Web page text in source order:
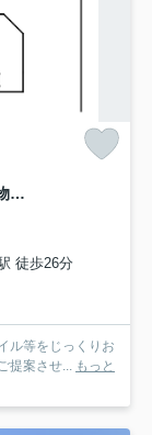
売土地 大東市泉町2丁目（建築条件無し上物あり）
徒歩26分
ル等をじっくりお
提案させ... もっと